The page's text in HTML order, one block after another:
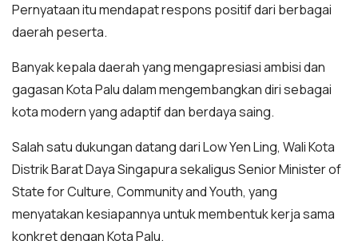
Pernyataan itu mendapat respons positif dari berbagai
daerah peserta.
Banyak kepala daerah yang mengapresiasi ambisi dan
gagasan Kota Palu dalam mengembangkan diri sebagai
kota modern yang adaptif dan berdaya saing.
Salah satu dukungan datang dari Low Yen Ling, Wali Kota
Distrik Barat Daya Singapura sekaligus Senior Minister of
State for Culture, Community and Youth, yang
menyatakan kesiapannya untuk membentuk kerja sama
konkret dengan Kota Palu.